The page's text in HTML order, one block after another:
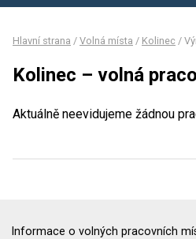
Hlavní strana / Volná místa / Kolinec /
Kolinec – volná
Aktuálně neevidujeme žádnou
Informace o volných pracovních